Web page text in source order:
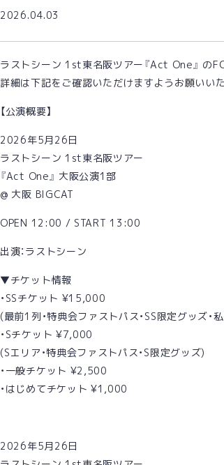
2026.04.03
ラストシーン 1st東名阪ツアー『Act One』 の
詳細は下記をご確認いただけますようお願いいた
【公演概要】
2026年5月26日
ラストシーン 1st東名阪ツアー
『Act One』 大阪公演1部
@ 大阪 BIGCAT
OPEN 12:00 / START 13:00
出演：ラストシーン
▼チケット情報
・SSチケット ¥15,000
(最前1列・特典会ファストパス・SS限定グッズ・
・Sチケット ¥7,000
(Sエリア・特典会ファストパス・S限定グッズ)
・一般チケット ¥2,500
・はじめてチケット ¥1,000
2026年5月26日